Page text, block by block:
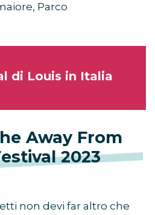
Parco
di Louis in Italia
Away From
2023
non devi far altro che